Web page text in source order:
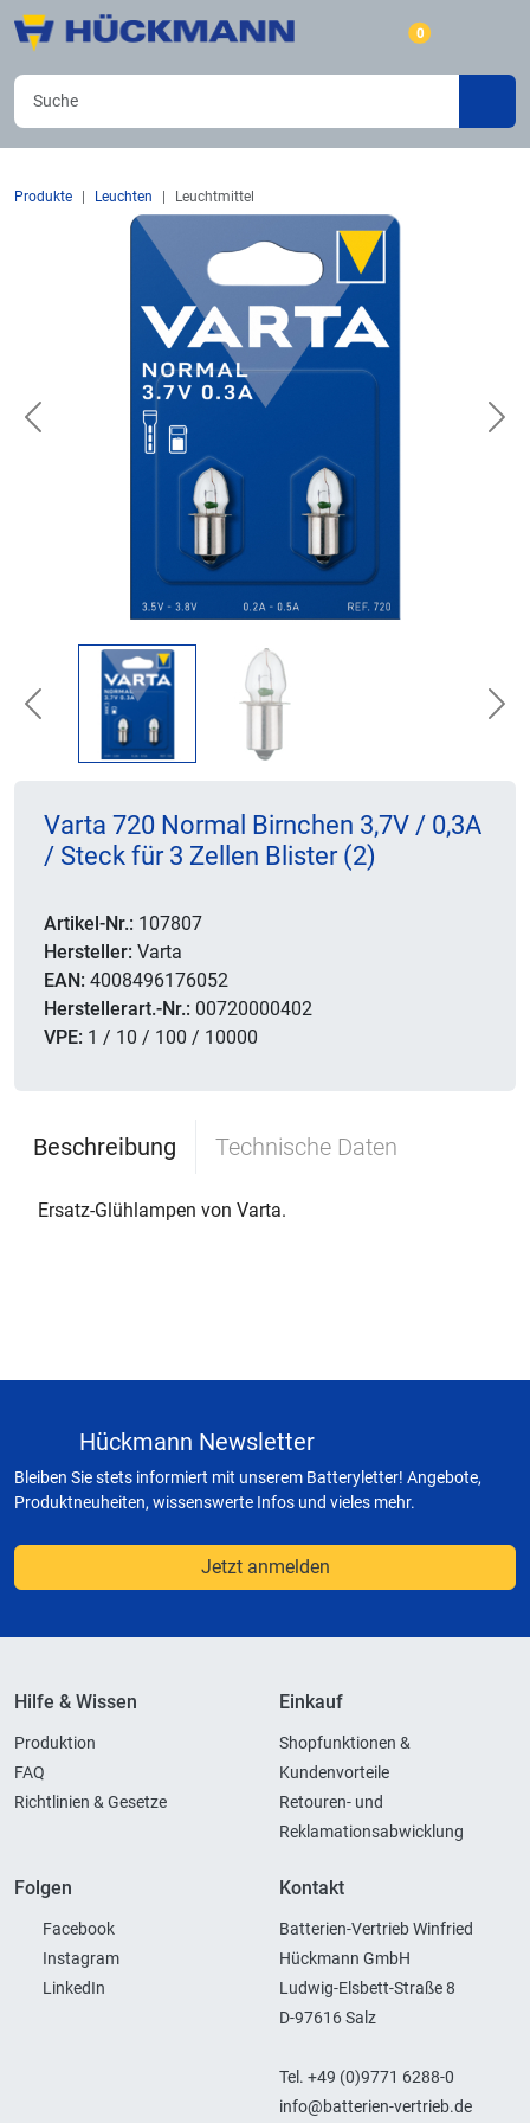
0
Produkte Leuchten Leuchtmittel
Previous
Previous
Varta 720 Normal Birnchen 3,7V / 0,3A
/ Steck für 3 Zellen Blister (2)
Artikel-Nr.: 107807
Hersteller: Varta
EAN: 4008496176052
Herstellerart.-Nr.: 00720000402
VPE: 1 / 10 / 100 / 10000
Beschreibung Technische Daten
Ersatz-Glühlampen von Varta.
Hückmann Newsletter
Bleiben Sie stets informiert mit unserem Batteryletter! Angebote,
Produktneuheiten, wissenswerte Infos und vieles mehr.
Jetzt anmelden
Hilfe & Wissen
Produktion
FAQ
Richtlinien & Gesetze
Einkauf
Shopfunktionen &
Kundenvorteile
Retouren- und
Reklamationsabwicklung
Folgen
Facebook
Instagram
LinkedIn
Kontakt
Batterien-Vertrieb Winfried
Hückmann GmbH
Ludwig-Elsbett-Straße 8
D-97616 Salz
Tel. +49 (0)9771 6288-0
info@batterien-vertrieb.de